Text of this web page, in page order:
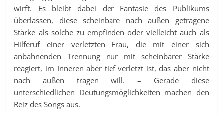
wirft. Es bleibt dabei der Fantasie des Publikums
überlassen, diese scheinbare nach außen getragene
Stärke als solche zu empfinden oder vielleicht auch als
Hilferuf einer verletzten Frau, die mit einer sich
anbahnenden Trennung nur mit scheinbarer Stärke
reagiert, im Inneren aber tief verletzt ist, das aber nicht
nach außen tragen will. – Gerade diese
unterschiedlichen Deutungsmöglichkeiten machen den
Reiz des Songs aus.